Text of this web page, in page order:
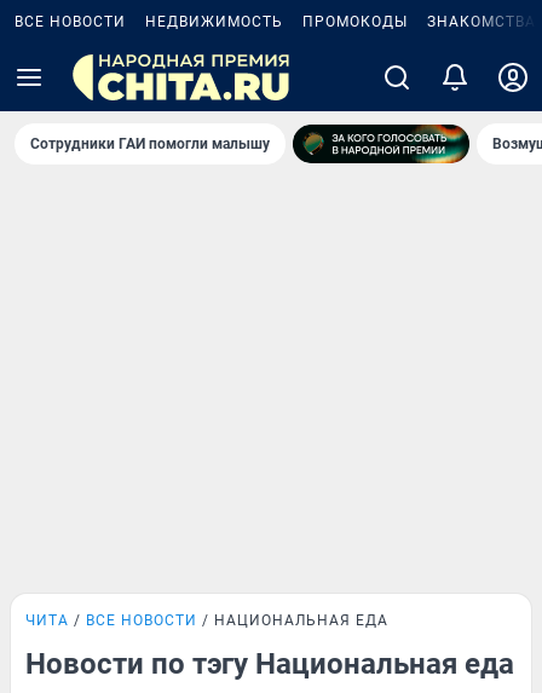
ВСЕ НОВОСТИ НЕДВИЖИМОСТЬ ПРОМОКОДЫ ЗНАКОМСТВА
Сотрудники ГАИ помогли малышу
ЧИТА ВСЕ НОВОСТИ НАЦИОНАЛЬНАЯ ЕДА
Новости по тэгу Национальная еда